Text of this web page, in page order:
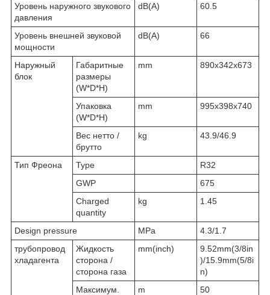
Уровень наружного звукового
давления
dB(A) 60.5
Уровень внешней звуковой
мощности
dB(A) 66
Наружный
блок
Габаритные
размеры
(W*D*H)
mm 890x342x673
Упаковка
(W*D*H)
mm 995x398x740
Вес нетто /
брутто
kg 43.9/46.9
Тип Фреона Type
R32
GWP
675
Charged
quantity
kg 1.45
Design pressure MPa
4.3/1.7
трубопровод
хладагента
Жидкость
сторона /
сторона газа
mm(inch)
9.52mm(3/8in
)/15.9mm(5/8i
n)
Максимум.
m 50